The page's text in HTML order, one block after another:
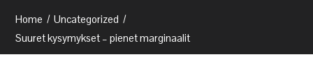
Home
Uncategorized
Suuret kysymykset – pienet marginaalit